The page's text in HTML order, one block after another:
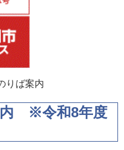
りば案内
内 ※令和8年度